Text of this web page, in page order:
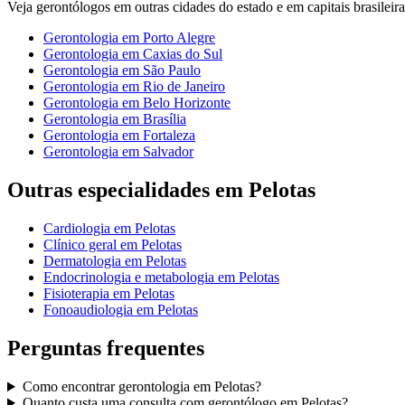
Veja gerontólogos em outras cidades do estado e em capitais
Gerontologia em Porto Alegre
Gerontologia em Caxias do Sul
Gerontologia em São Paulo
Gerontologia em Rio de Janeiro
Gerontologia em Belo Horizonte
Gerontologia em Brasília
Gerontologia em Fortaleza
Gerontologia em Salvador
Outras especialidades em Pelotas
Cardiologia em Pelotas
Clínico geral em Pelotas
Dermatologia em Pelotas
Endocrinologia e metabologia em Pelotas
Fisioterapia em Pelotas
Fonoaudiologia em Pelotas
Perguntas frequentes
Como encontrar gerontologia em Pelotas?